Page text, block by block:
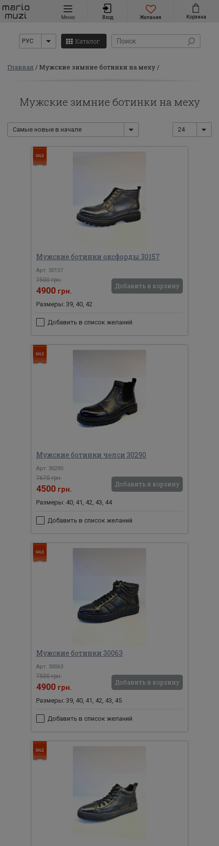
Навигация
Меню Вход Желания Корзина
РУС Каталог
Главная Мужские зимние ботинки на меху
Мужские зимние ботинки на меху
Самые новые в начале 24
Мужские ботинки оксфорды 30157
Арт: 30157
7500 грн.
4900 грн.
Добавить в корзину
Размеры: 39, 40, 42
Добавить в список желаний
Мужские ботинки челси 30290
Арт: 30290
7670 грн.
4500 грн.
Добавить в корзину
Размеры: 40, 41, 42, 43, 44
Добавить в список желаний
Мужские ботинки 30063
Арт: 30063
7500 грн.
4900 грн.
Добавить в корзину
Размеры: 39, 40, 41, 42, 43, 45
Добавить в список желаний